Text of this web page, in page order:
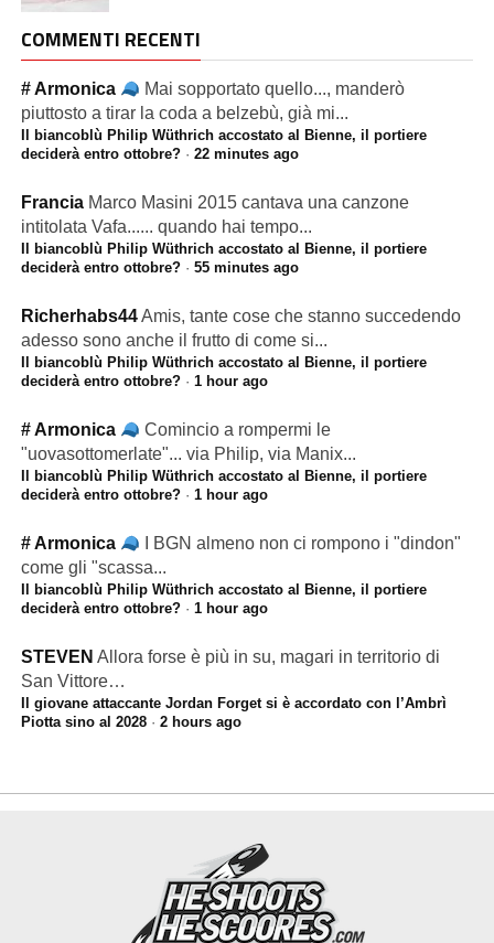
COMMENTI RECENTI
# Armonica
Mai sopportato quello..., manderò
piuttosto a tirar la coda a belzebù, già mi...
Il biancoblù Philip Wüthrich accostato al Bienne, il portiere
deciderà entro ottobre?· 22 minutes ago
Francia Marco Masini 2015 cantava una canzone
intitolata Vafa...... quando hai tempo...
Il biancoblù Philip Wüthrich accostato al Bienne, il portiere
deciderà entro ottobre?· 55 minutes ago
Richerhabs44Amis, tante cose che stanno succedendo
adesso sono anche il frutto di come si...
Il biancoblù Philip Wüthrich accostato al Bienne, il portiere
deciderà entro ottobre?· 1 hour ago
# Armonica
Comincio a rompermi le
"uovasottomerlate"... via Philip, via Manix...
Il biancoblù Philip Wüthrich accostato al Bienne, il portiere
deciderà entro ottobre?· 1 hour ago
# Armonica
I BGN almeno non ci rompono i "dindon"
come gli "scassa...
Il biancoblù Philip Wüthrich accostato al Bienne, il portiere
deciderà entro ottobre?· 1 hour ago
STEVEN Allora forse è più in su, magari in territorio di
San Vittore…
Il giovane attaccante Jordan Forget si è accordato con l’Ambrì
Piotta sino al 2028· 2 hours ago